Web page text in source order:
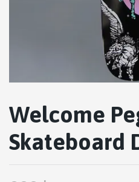
Welcome
Skateboard